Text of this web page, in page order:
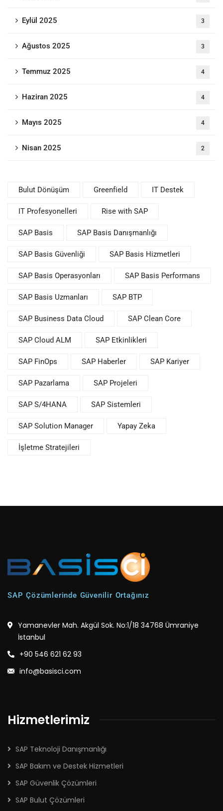
Eylül 2025 3
Ağustos 2025 3
Temmuz 2025 4
Haziran 2025 4
Mayıs 2025 4
Nisan 2025 2
Bulut Dönüşüm Greenfield IT Destek
IT Profesyonelleri Rise with SAP
SAP Basis SAP Basis Danışmanlığı
SAP Basis Güvenliği SAP Basis Hizmetleri
SAP Basis Operasyonları SAP Basis Performans
SAP Basis Uzmanları SAP BTP
SAP Business Data Cloud SAP Clean Core
SAP Cloud ALM SAP Etkinlikleri
SAP FinOps SAP Haberler SAP Kariyer
SAP Pazarlama SAP Projeleri
SAP S/4HANA SAP Sistemleri
SAP Solution Manager Yapay Zeka
İşletme Stratejileri
SAP Çözümlerinde Güvenilir Ortağınız
Yamanevler Mah. Akgül Sok. No:1/18 34768 Ümraniye
İstanbul
+90 546 621 62 93
info@basisci.com
Hizmetlerimiz
SAP Teknoloji Danışmanlığı
SAP Bakım ve Destek Hizmetleri
SAP Güvenlik Çözümleri
SAP Bulut Çözümleri